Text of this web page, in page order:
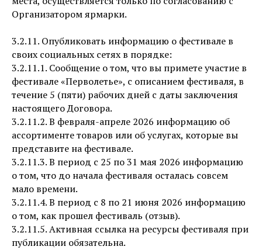
Организатором ярмарки.
3.2.11. Опубликовать информацию о фестивале в
своих социальных сетях в порядке:
3.2.11.1. Сообщение о том, что вы примете участие в
фестивале «Перволетье», с описанием фестиваля, в
течение 5 (пяти) рабочих дней с даты заключения
настоящего Договора.
3.2.11.2. В февраля-апреле 2026 информацию об
ассортименте товаров или об услугах, которые вы
представите на фестивале.
3.2.11.3. В период с 25 по 31 мая 2026 информацию
о том, что до начала фестиваля осталась совсем
мало времени.
3.2.11.4. В период с 8 по 21 июня 2026 информацию
о том, как прошел фестиваль (отзыв).
3.2.11.5. Активная ссылка на ресурсы фестиваля при
публикации обязательна.